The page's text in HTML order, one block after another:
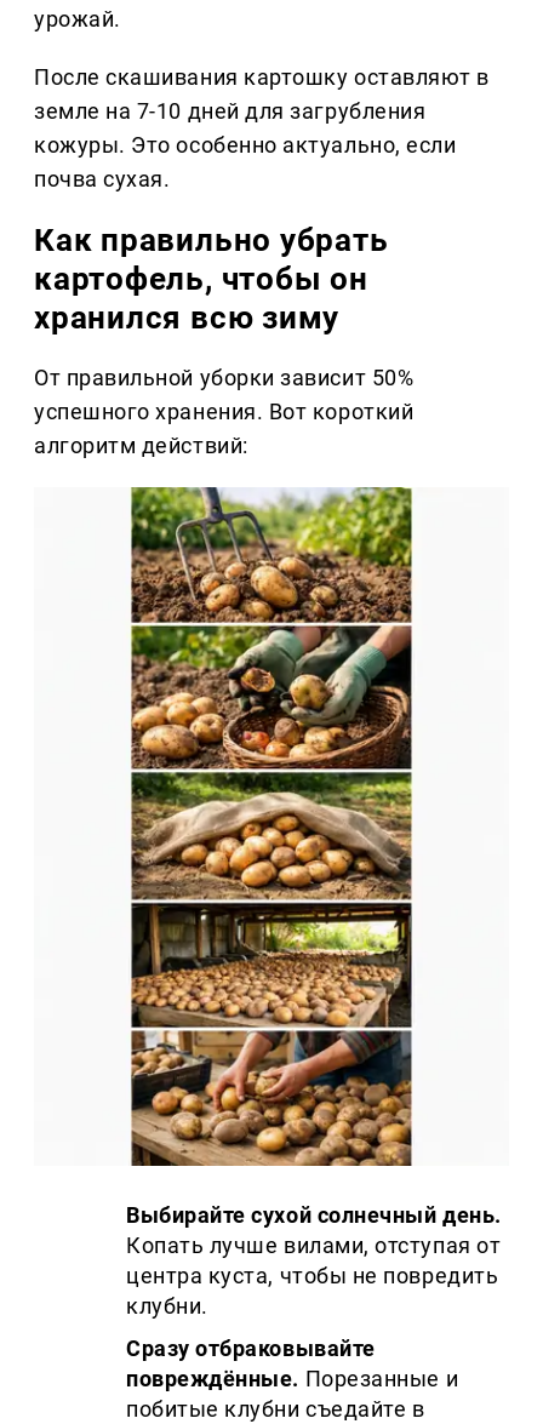
урожай.
После скашивания картошку оставляют в
земле на 7-10 дней для загрубления
кожуры. Это особенно актуально, если
почва сухая.
Как правильно убрать
картофель, чтобы он
хранился всю зиму
От правильной уборки зависит 50%
успешного хранения. Вот короткий
алгоритм действий:
Выбирайте сухой солнечный день.
Копать лучше вилами, отступая от
центра куста, чтобы не повредить
клубни.
Сразу отбраковывайте
повреждённые. Порезанные и
побитые клубни съедайте в